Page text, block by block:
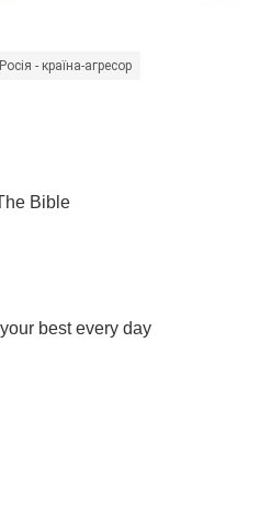
Росія - країна-агресор